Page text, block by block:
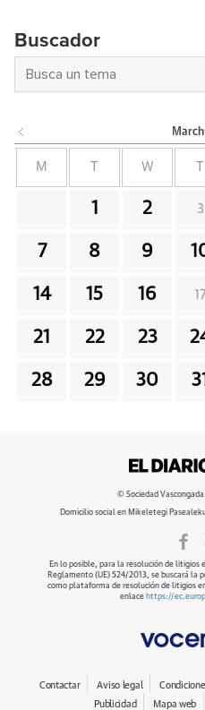
Buscador
March
M W
1 2 3
7 8 9
14 15 16 17
21 22 23
28 29 30 31
© Sociedad
Domicilio social en Mikeletegi
En lo posible, para la resolución de litigios
Reglamento (UE) 524/2013, se buscará la
como plataforma de resolución de litigios
enlace https://
Contactar Aviso legal
Publicidad
Mapa web